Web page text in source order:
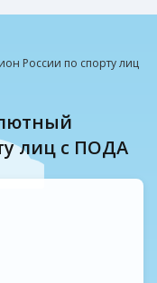
России по спорту лиц
лиц с ПОДА